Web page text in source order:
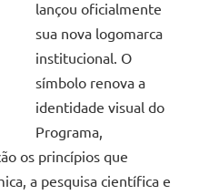
lançou oficialmente
sua nova logomarca
institucional. O
símbolo renova a
identidade visual do
Programa,
os princípios que
a pesquisa científica e